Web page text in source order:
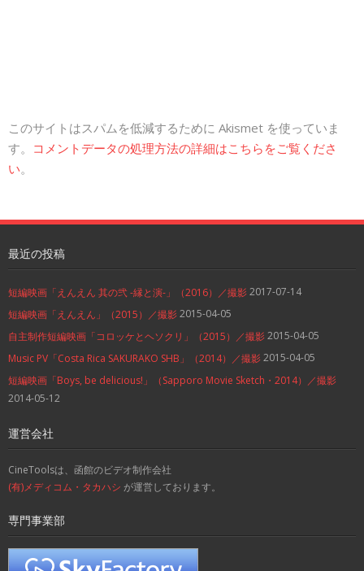
このサイトはスパムを低減するために Akismet を使っていま
す。 コメントデータの処理方法の詳細はこちらをご覧くださ
い。
最近の投稿
短編映画「えんえん 其の弐 -縁と演-」（2016）／撮影2017-07-14
短編映画「えんえん」（2015）／撮影2015-04-05
自主制作短編映画「コロッケとヘソクリ」（2015）／撮影2015-04-05
Music PV「Costa Rica SAKURAKO SHB」（2014）／撮影2015-04-05
短編映画「Boys, be delicious!」（Sapporo Movie Sketch・2014）／撮影
2014-05-12
運営会社
CineToolsは、函館のビデオ制作会社
(有)メディコム・タカハシ が運営しております。
専門事業部